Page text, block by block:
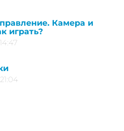
Камера и
играть?